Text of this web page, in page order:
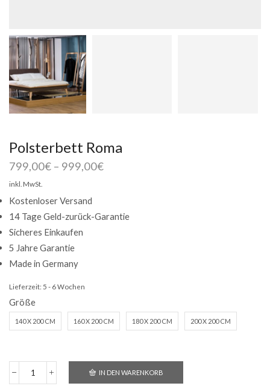
Polsterbett Roma
799,00€ – 999,00€
inkl. MwSt.
Kostenloser Versand
14 Tage Geld-zurück-Garantie
Sicheres Einkaufen
5 Jahre Garantie
Made in Germany
Lieferzeit: 5 - 6 Wochen
Größe
140 X 200 CM 160 X 200 CM 180 X 200 CM 200 X 200 CM
Polsterbett
IN DEN WARENKORB